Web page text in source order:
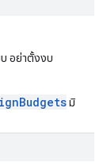
อย่าตั้งงบ
มิ